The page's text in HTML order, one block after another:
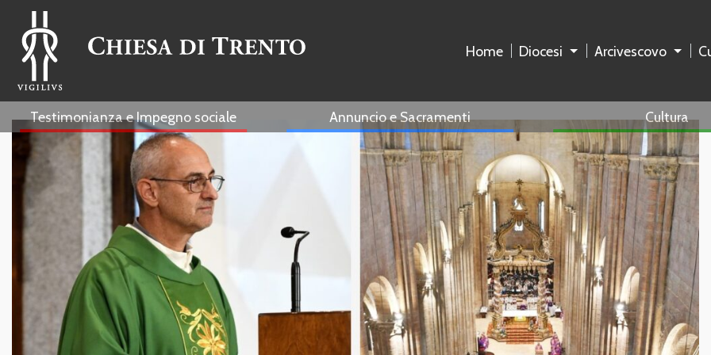
Home Diocesi Arcivescovo
Testimonianza e Impegno sociale Annuncio e Sacramenti Cultura